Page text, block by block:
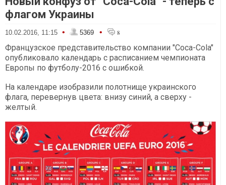
флагом Украины
10.02.2016, 11:15 • 5369 • 8
Французское представительство компании "Coca-Cola"
опубликовало календарь с расписанием чемпионата
Европы по футболу-2016 с ошибкой.
На календаре изобразили полотнище украинского
флага, перевернув цвета: внизу синий, а сверху -
желтый.